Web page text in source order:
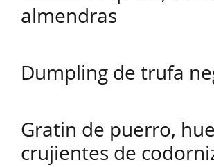
almendras
Dumpling de trufa
Gratin de puerro,
crujientes de